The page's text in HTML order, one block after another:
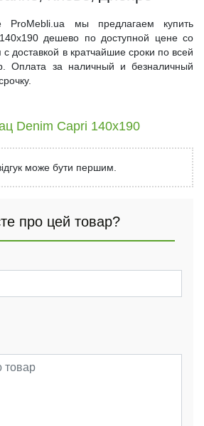
ProMebli.ua мы предлагаем купить
дешево по доступной цене со
доставкой в кратчайшие сроки по всей
Оплата за наличный и безналичный
Denim Capri 140x190
може бути першим.
про цей товар?